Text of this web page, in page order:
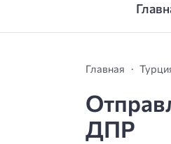
Главная
ДПР